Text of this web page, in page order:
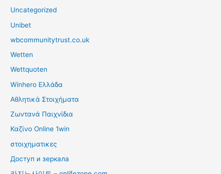
Uncategorized
Unibet
wbcommunitytrust.co.uk
Wetten
Wettquoten
Winhero Ελλάδα
Αθλητικά Στοιχήματα
Ζωντανά Παιχνίδια
Καζίνο Online 1win
στοιχηματικες
Доступ и зеркала